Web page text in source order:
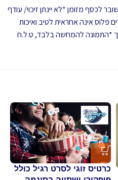
לכסף מזומן *לא יינתן זיכוי/ עודף
אינה אחראית לטיב ואיכות
*התמונה להמחשה בלבד, ט.ל.ח
כרטיס זוגי לסרט רגיל כולל